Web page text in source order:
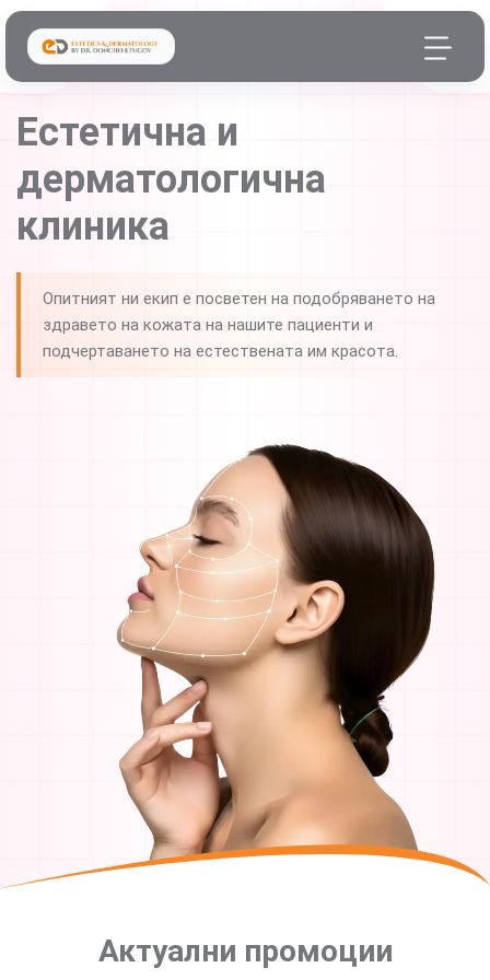
Естетична и
дерматологична
клиника
Опитният ни екип е посветен на подобряването на
здравето на кожата на нашите пациенти и
подчертаването на естествената им красота.
Актуални промоции